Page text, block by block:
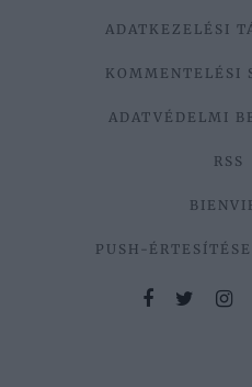
ADATKEZELÉSI
KOMMENTELÉSI
ADATVÉDELMI
RSS
PUSH-